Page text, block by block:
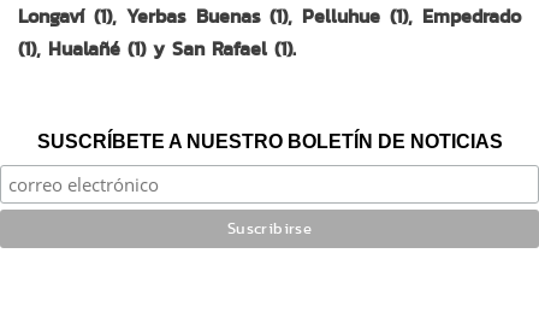
Longaví (1), Yerbas Buenas (1), Pelluhue (1), Empedrado
(1), Hualañé (1) y San Rafael (1).
SUSCRÍBETE A NUESTRO BOLETÍN DE NOTICIAS